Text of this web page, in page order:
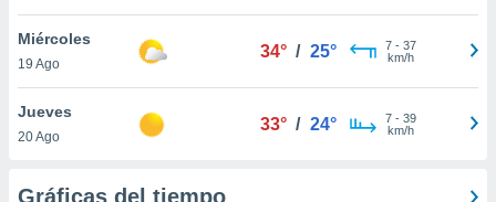
de
traten tus
en
interés
su
Miércoles
19 Ago
34° / 25° 7- 37
km/h
Jueves
20 Ago
33° / 24° 7- 39
km/h
Gráficas del tiempo